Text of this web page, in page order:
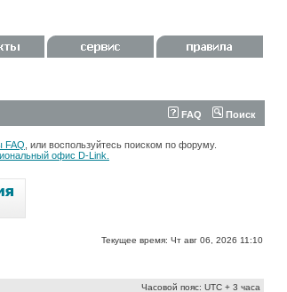
FAQ Поиск
FAQ , или воспользуйтесь поиском по форуму.
офис D-Link.
Текущее время: Чт авг 06, 2026 11:10
Часовой пояс: UTC + 3 часа